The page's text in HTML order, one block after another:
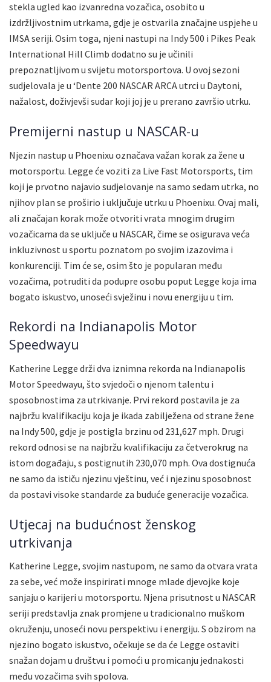
stekla ugled kao izvanredna vozačica, osobito u
izdržljivostnim utrkama, gdje je ostvarila značajne uspjehe u
IMSA seriji. Osim toga, njeni nastupi na Indy 500 i Pikes Peak
International Hill Climb dodatno su je učinili
prepoznatljivom u svijetu motorsportova. U ovoj sezoni
sudjelovala je u ‘Dente 200 NASCAR ARCA utrci u Daytoni,
nažalost, doživjevši sudar koji joj je u prerano završio utrku.
Premijerni nastup u NASCAR-u
Njezin nastup u Phoenixu označava važan korak za žene u
motorsportu. Legge će voziti za Live Fast Motorsports, tim
koji je prvotno najavio sudjelovanje na samo sedam utrka, no
njihov plan se proširio i uključuje utrku u Phoenixu. Ovaj mali,
ali značajan korak može otvoriti vrata mnogim drugim
vozačicama da se uključe u NASCAR, čime se osigurava veća
inkluzivnost u sportu poznatom po svojim izazovima i
konkurenciji. Tim će se, osim što je popularan među
vozačima, potruditi da podupre osobu poput Legge koja ima
bogato iskustvo, unoseći svježinu i novu energiju u tim.
Rekordi na Indianapolis Motor
Speedwayu
Katherine Legge drži dva iznimna rekorda na Indianapolis
Motor Speedwayu, što svjedoči o njenom talentu i
sposobnostima za utrkivanje. Prvi rekord postavila je za
najbržu kvalifikaciju koja je ikada zabilježena od strane žene
na Indy 500, gdje je postigla brzinu od 231,627 mph. Drugi
rekord odnosi se na najbržu kvalifikaciju za četverokrug na
istom događaju, s postignutih 230,070 mph. Ova dostignuća
ne samo da ističu njezinu vještinu, već i njezinu sposobnost
da postavi visoke standarde za buduće generacije vozačica.
Utjecaj na budućnost ženskog
utrkivanja
Katherine Legge, svojim nastupom, ne samo da otvara vrata
za sebe, već može inspirirati mnoge mlade djevojke koje
sanjaju o karijeri u motorsportu. Njena prisutnost u NASCAR
seriji predstavlja znak promjene u tradicionalno muškom
okruženju, unoseći novu perspektivu i energiju. S obzirom na
njezino bogato iskustvo, očekuje se da će Legge ostaviti
snažan dojam u društvu i pomoći u promicanju jednakosti
među vozačima svih spolova.